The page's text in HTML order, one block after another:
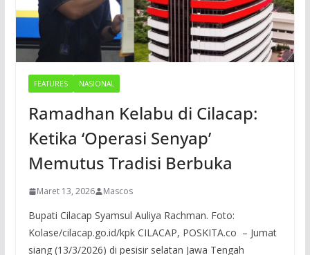
FEATURES NASIONAL
Ramadhan Kelabu di Cilacap:
Ketika ‘Operasi Senyap’
Memutus Tradisi Berbuka
Maret 13, 2026 Mascos
Bupati Cilacap Syamsul Auliya Rachman. Foto:
Kolase/cilacap.go.id/kpk CILACAP, POSKITA.co – Jumat
siang (13/3/2026) di pesisir selatan Jawa Tengah